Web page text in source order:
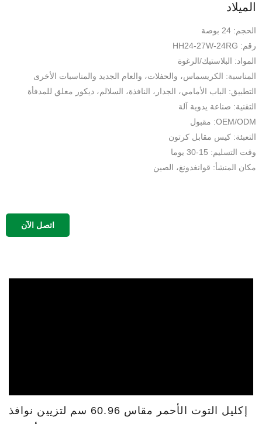
الميلاد
الحجم: 24 بوصة
رقم: HH24-27W-24RG
المواد: البلاستيك/الرغوة
المناسبة: الكريسماس، والحفلات، والعام الجديد والمناسبات الأخرى
التطبيق: الباب الأمامي، الجدار، النافذة، السلالم، ديكور معلق للمدفأة
التقنية: صناعة يدوية آلة
OEM/ODM: مقبول
التعبئة: كيس مقابل كرتون
وقت التسليم: 15-30 يوما
مكان المنشأ: قوانغدونغ، الصين
اتصل الآن
إكليل التوت الأحمر مقاس 60.96 سم لتزيين نوافذ